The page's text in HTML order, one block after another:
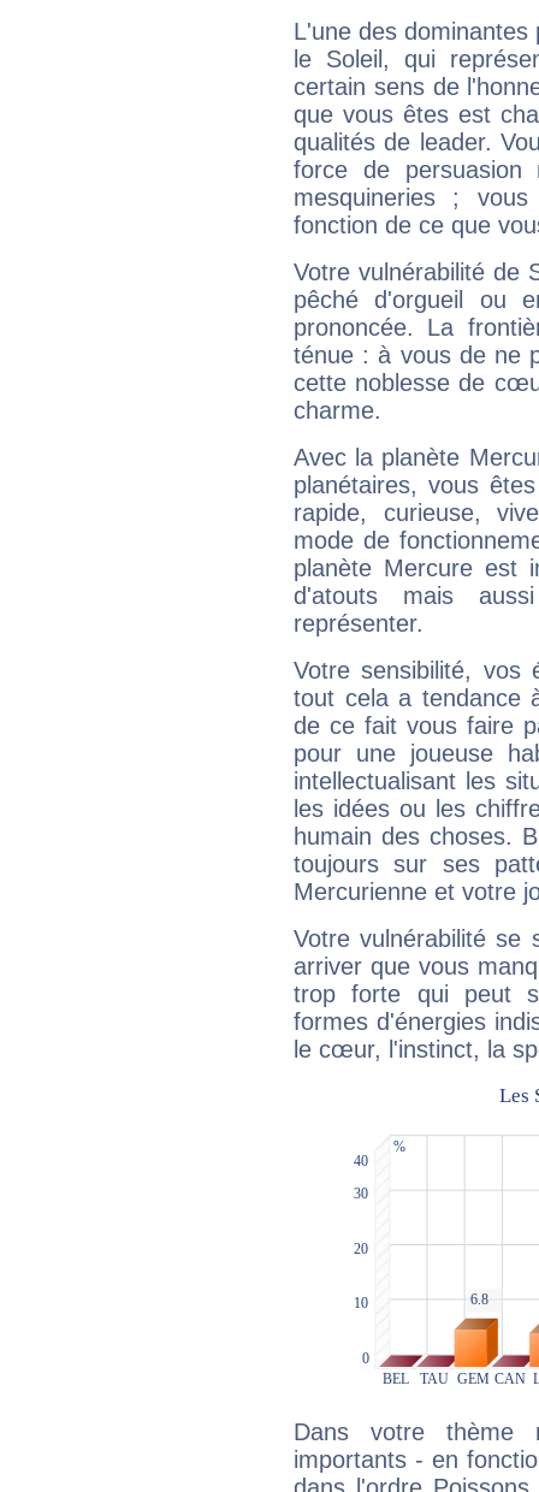
L'une des
le Soleil, qui
certain sens de
que vous êtes est
qualités de leader.
force de
mesquineries ;
fonction de ce que
Votre vulnérabilité de
pêché d'orgueil ou
prononcée. La
ténue : à vous de ne
cette noblesse de
charme.
Avec la planète
planétaires, vous
rapide, curieuse,
mode de
planète Mercure est
d'atouts mais
représenter.
Votre sensibilité,
tout cela a tendance
de ce fait vous faire
pour une joueuse
intellectualisant les
les idées ou les
humain des choses.
toujours sur ses
Mercurienne et votre
Votre vulnérabilité se
arriver que vous
trop forte qui peut
formes d'énergies
le cœur, l'instinct, la
Dans votre thème
importants - en